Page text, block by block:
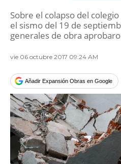
Sobre el colapso del
el sismo del 19 de
generales de obra
vie 06 octubre 2017 09:24 AM
Añadir Expansión Obras en Google